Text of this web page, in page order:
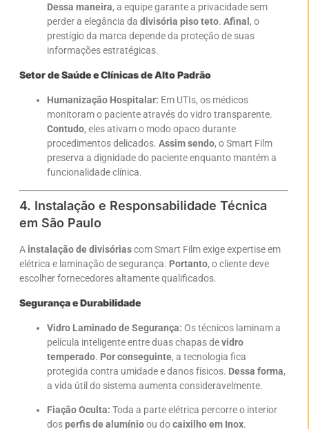
Dessa maneira, a equipe garante a privacidade sem
perder a elegância da divisória piso teto. Afinal , o
prestígio da marca depende da proteção de suas
informações estratégicas.
Setor de Saúde e Clínicas de Alto Padrão
Humanização Hospitalar: Em UTIs, os médicos
monitoram o paciente através do vidro transparente.
Contudo, eles ativam o modo opaco durante
procedimentos delicados. Assim sendo, o Smart Film
preserva a dignidade do paciente enquanto mantém a
funcionalidade clínica.
4. Instalação e Responsabilidade Técnica
em São Paulo
A instalação de divisóriascom Smart Film exige expertise em
elétrica e laminação de segurança. Portanto, o cliente deve
escolher fornecedores altamente qualificados.
Segurança e Durabilidade
Vidro Laminado de Segurança: Os técnicos laminam a
película inteligente entre duas chapas devidro
temperado. Por conseguinte, a tecnologia fica
protegida contra umidade e danos físicos. Dessa forma,
a vida útil do sistema aumenta consideravelmente.
Fiação Oculta: Toda a parte elétrica percorre o interior
dosperfis de alumínioou docaixilho em Inox.